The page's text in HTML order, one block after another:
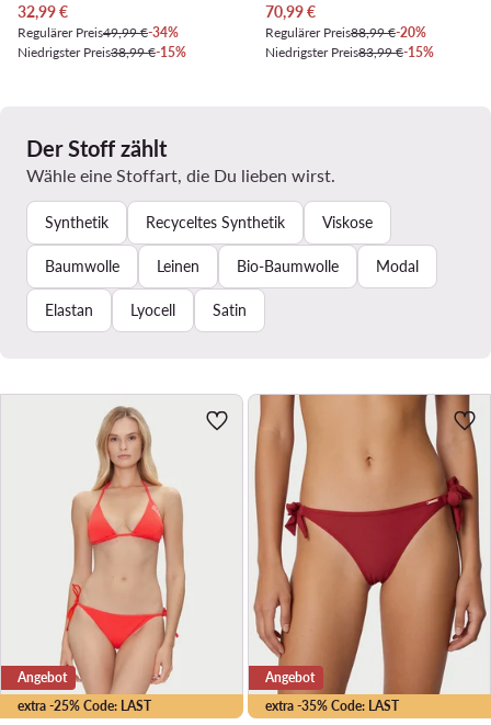
Aktueller Preis
32,99€
Regulärer Preis49,99 €-34%
Niedrigster Preis38,99 €-15%
Aktueller Preis
70,99€
Regulärer Preis88,99 €-20%
Niedrigster Preis83,99 €-15%
Der Stoff zählt
Wähle eine Stoffart, die Du lieben wirst.
Synthetik Recyceltes Synthetik Viskose
Baumwolle Leinen Bio-Baumwolle Modal
Elastan Lyocell Satin
extra -25% Code: LAST
Angebot
extra -35% Code: LAST
Angebot